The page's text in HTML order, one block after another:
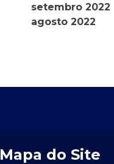
setembro 2022
agosto 2022
Mapa do Site